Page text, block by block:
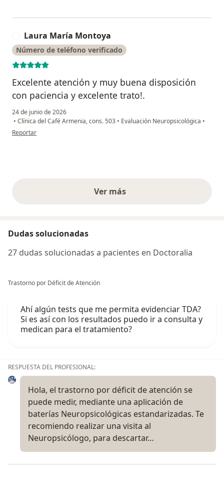
Laura María Montoya
Número de teléfono verificado
Excelente atención y muy buena disposición
con paciencia y excelente trato!.
24 de junio de 2026
• Clínica del Café Armenia, cons. 503 • Evaluación Neuropsicológica •
en opinión del usuario Laura María Montoya
Reportar
Ver másopiniones anteriores
Dudas solucionadas
27 dudas solucionadas a pacientes en Doctoralia
Trastorno por Déficit de Atención
Ahí algún tests que me permita evidenciar TDA?
Si es así con los resultados puedo ir a consulta y
medican para el tratamiento?
RESPUESTA DEL PROFESIONAL:
Hola, el trastorno por déficit de atención se
puede medir, mediante una aplicación de
baterías Neuropsicológicas estandarizadas. Te
recomiendo realizar una visita al
Neuropsicólogo, para descartar…